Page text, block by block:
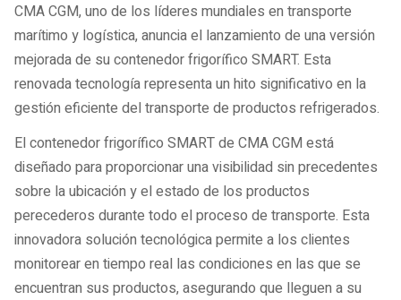
CMA CGM, uno de los líderes mundiales en transporte
marítimo y logística, anuncia el lanzamiento de una versión
mejorada de su contenedor frigorífico SMART. Esta
renovada tecnología representa un hito significativo en la
gestión eficiente del transporte de productos refrigerados.
El contenedor frigorífico SMART de CMA CGM está
diseñado para proporcionar una visibilidad sin precedentes
sobre la ubicación y el estado de los productos
perecederos durante todo el proceso de transporte. Esta
innovadora solución tecnológica permite a los clientes
monitorear en tiempo real las condiciones en las que se
encuentran sus productos, asegurando que lleguen a su